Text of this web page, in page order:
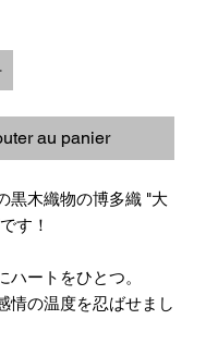
au panier
黒木織物の博多織 "大
す！
ハートをひとつ。
情の温度を忍ばせまし